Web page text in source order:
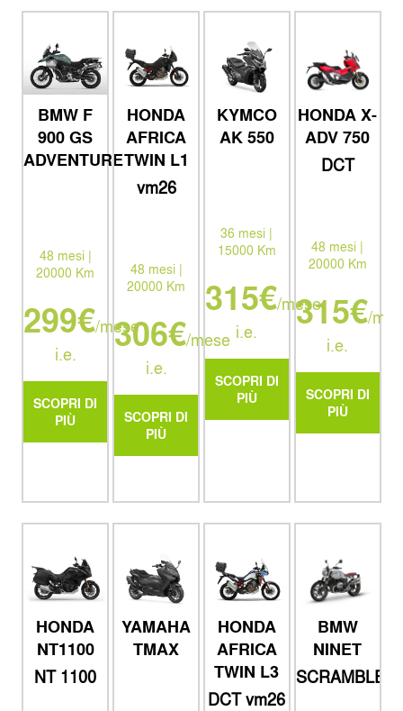
BMW F
900 GS
ADVENTURE
48 mesi |
20000 Km
299€/mese
i.e.
SCOPRI DI
PIÙ
HONDA
AFRICA
TWIN L1
ym26
48 mesi |
20000 Km
306€/mese
i.e.
SCOPRI DI
PIÙ
KYMCO
AK 550
36 mesi |
15000 Km
315€/mese
i.e.
SCOPRI DI
PIÙ
HONDA X-
ADV 750
DCT
Adventure
48 mesi |
20000 Km
315€/
i.e.
SCOPRI DI
PIÙ
HONDA
NT1100
NT 1100
DCT E.S.
YAMAHA
TMAX
HONDA
AFRICA
TWIN L3
DCT ym26
BMW
NINET
SCRAMBLER